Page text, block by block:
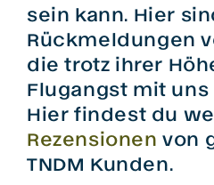
sein kann. Hier
Rückmeldungen
die trotz ihrer
Flugangst mit
Hier findest du
Rezensionen von
TNDM Kunden.